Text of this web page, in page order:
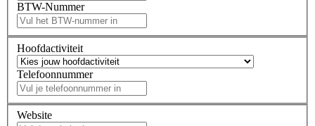
BTW-Nummer
Hoofdactiviteit
Telefoonnummer
Website